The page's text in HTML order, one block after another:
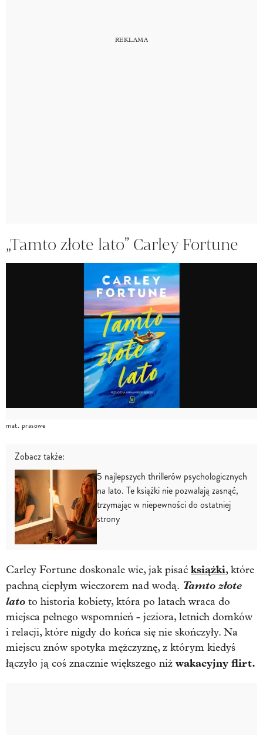
„Tamto złote lato” Carley Fortune
mat. prasowe
Zobacz także:
5 najlepszych thrillerów psychologicznych
na lato. Te książki nie pozwalają zasnąć,
trzymając w niepewności do ostatniej
strony
Carley Fortune doskonale wie, jak pisać książki, które
pachną ciepłym wieczorem nad wodą. Tamto złote
lato to historia kobiety, która po latach wraca do
miejsca pełnego wspomnień - jeziora, letnich domków
i relacji, które nigdy do końca się nie skończyły. Na
miejscu znów spotyka mężczyznę, z którym kiedyś
łączyło ją coś znacznie większego niż wakacyjny flirt.